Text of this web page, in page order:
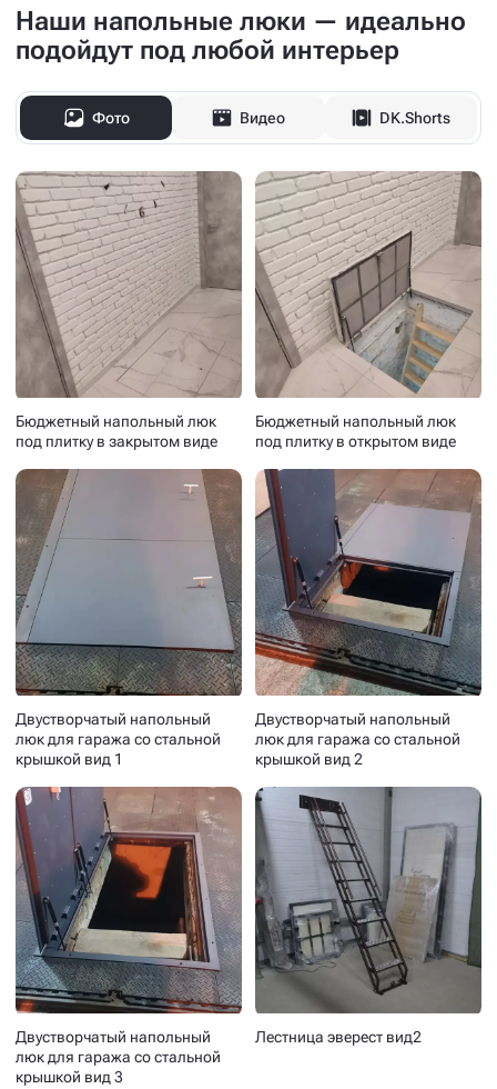
Наши напольные люки — идеально
подойдут под любой интерьер
Фото Видео DK.Shorts
Бюджетный напольный люк
под плитку в закрытом виде
Бюджетный напольный люк
под плитку в открытом виде
Двустворчатый напольный
люк для гаража со стальной
крышкой вид 1
Двустворчатый напольный
люк для гаража со стальной
крышкой вид 2
Двустворчатый напольный
люк для гаража со стальной
крышкой вид 3
Лестница эверест вид2